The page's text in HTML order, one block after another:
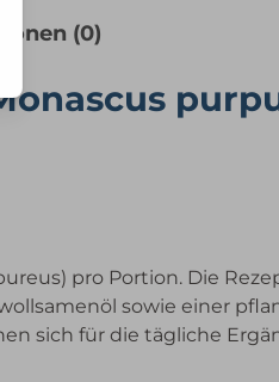
(0)
pro Portion. Die
sowie einer
sich für die tägliche